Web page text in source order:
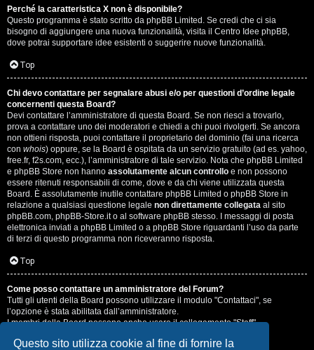
Questo sito utilizza cookie al fine di fornire la
Perché la caratteristica X non è disponibile?
Questo programma è stato scritto da phpBB Limited. Se credi che ci sia
bisogno di aggiungere una nuova funzionalità, visita il Centro Idee phpBB,
dove potrai supportare idee esistenti o suggerire nuove funzionalità.
Top
Chi devo contattare per segnalare abusi e/o per questioni d’ordine legale
concernenti questa Board?
Devi contattare l’amministratore di questa Board. Se non riesci a trovarlo,
prova a contattare uno dei moderatori e chiedi a chi puoi rivolgerti. Se ancora
non ottieni risposta, puoi contattare il proprietario del dominio (fai una ricerca
con whois) oppure, se la Board è ospitata da un servizio gratuito (ad es. yahoo,
free.fr, f2s.com, ecc.), l’amministratore di tale servizio. Nota che phpBB Limited
e phpBB Store non hanno assolutamente alcun controllo e non possono
essere ritenuti responsabili di come, dove e da chi viene utilizzata questa
Board. È assolutamente inutile contattare phpBB Limited o phpBB Store in
relazione a qualsiasi questione legale non direttamente collegata al sito
phpBB.com, phpBB-Store.it o al software phpBB stesso. I messaggi di posta
elettronica inviati a phpBB Limited o a phpBB Store riguardanti l’uso da parte
di terzi di questo programma non riceveranno risposta.
Top
Come posso contattare un amministratore del Forum?
Tutti gli utenti della Board possono utilizzare il modulo "Contattaci", se
l’opzione è stata abilitata dall’amministratore.
I membri della Board possono anche usare il collegamento "Staff".
Top